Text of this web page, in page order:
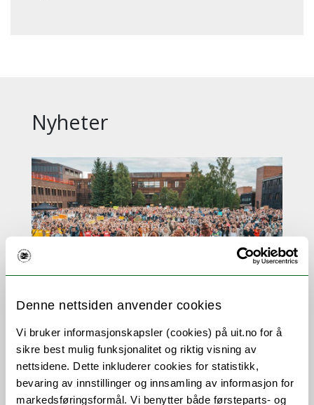
Denne nettsiden anvender cookies
Vi bruker informasjonskapsler (cookies) på uit.no for å
sikre best mulig funksjonalitet og riktig visning av
nettsidene. Dette inkluderer cookies for statistikk,
bevaring av innstillinger og innsamling av informasjon for
markedsføringsformål. Vi benytter både førsteparts- og
Nyheter
Ny student? Bli med på
semesterstarts-feiringen!
Et av høydepunktene ved UiT er markeringen
av nytt studieår. Få med deg velkomstfest på